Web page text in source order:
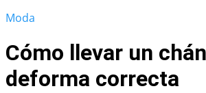
Moda
Cómo llevar un
deforma correcta